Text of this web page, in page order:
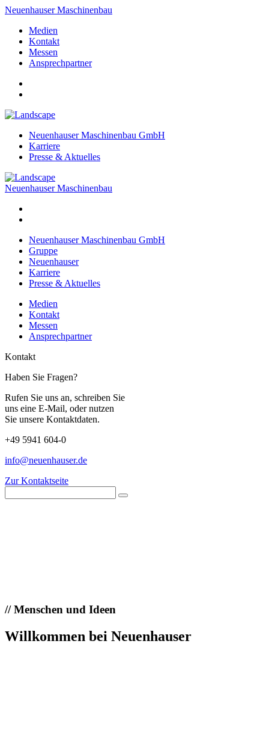
Neuenhauser Maschinenbau
Medien
Kontakt
Messen
Ansprechpartner
Neuenhauser Maschinenbau GmbH
Karriere
Presse & Aktuelles
Neuenhauser Maschinenbau
Neuenhauser Maschinenbau GmbH
Gruppe
Neuenhauser
Karriere
Presse & Aktuelles
Medien
Kontakt
Messen
Ansprechpartner
Kontakt
Haben Sie Fragen?
Rufen Sie uns an, schreiben Sie
uns eine E-Mail, oder nutzen
Sie unsere Kontaktdaten.
+49 5941 604-0
info@neuenhauser.de
Zur Kontaktseite
//Menschen und Ideen
Willkommen bei Neuenhauser